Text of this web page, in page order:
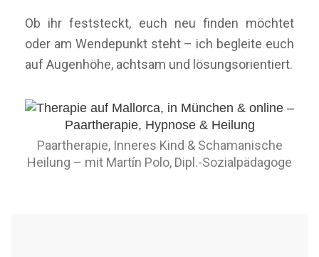
Ob ihr feststeckt, euch neu finden möchtet
oder am Wendepunkt steht – ich begleite euch
auf Augenhöhe, achtsam und lösungsorientiert.
Paartherapie, Inneres Kind & Schamanische
Heilung – mit Martín Polo, Dipl.-Sozialpädagoge